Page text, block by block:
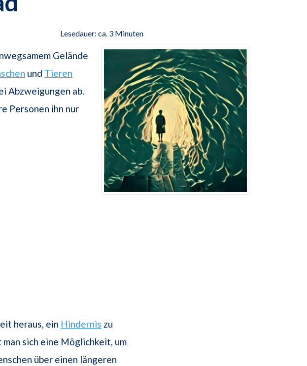
Lesedauer: ca. 3 Minuten
Gelände
und Tieren
Abzweigungen ab.
Personen ihn nur
heraus, ein Hindernis zu
sich eine Möglichkeit, um
über einen längeren